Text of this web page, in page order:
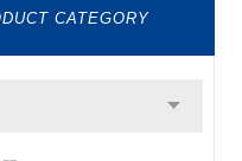
CATEGORY